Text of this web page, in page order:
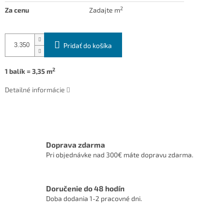
Za cenu Zadajte m2
Pridať do košíka
1 balík = 3,35 m2
Detailné informácie
Doprava zdarma
Pri objednávke nad 300€ máte dopravu zdarma.
Doručenie do 48 hodín
Doba dodania 1-2 pracovné dni.